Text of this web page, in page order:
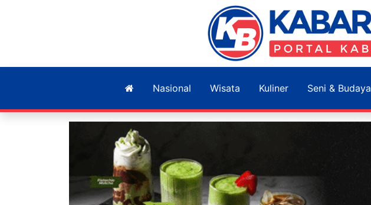
Nasional Wisata Kuliner Seni & Budaya